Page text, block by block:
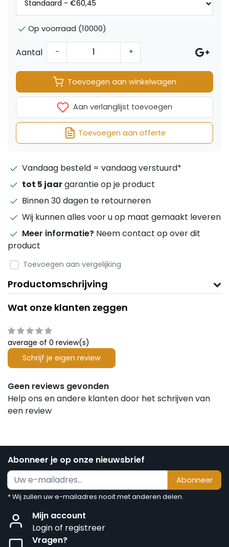
Op voorraad (10000)
Aantal - +
Toevoegen aan winkelwagen
Aan verlanglijst toevoegen
Toevoegen aan offerte
Vandaag besteld = vandaag verstuurd*
tot 5 jaargarantie op je product
Binnen 30 dagen te retourneren
Wij kunnen alles voor u op maat gemaakt leveren
Meer informatie? Neem contact op over dit
product
Toevoegen aan vergelijking
Productomschrijving
Wat onze klanten zeggen
average of 0 review(s)
Schrijf je eigen review
Geen reviews gevonden
Help ons en andere klanten door het schrijven van
een review
Abonneer je op onze nieuwsbrief
Abonneer
* Wij zullen uw e-mailadres nooit met anderen delen.
Mijn account
Login of registreer
Vragen?